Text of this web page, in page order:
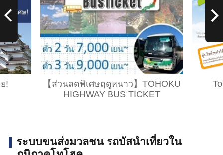
!
【ส่วนลดพิเศษฤดูหนาว】TOHOKU
HIGHWAY BUS TICKET
ระบบขนส่งมวลชน รถบัสนำเที่ยวใน